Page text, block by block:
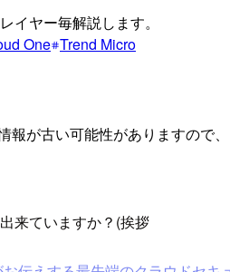
イヤー毎解説します。
One Trend Micro
が古い可能性がありますので、
来ていますか？(挨拶